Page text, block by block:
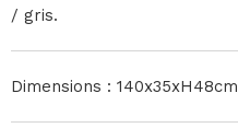
/ gris.
Dimensions : 140x35xH48cm